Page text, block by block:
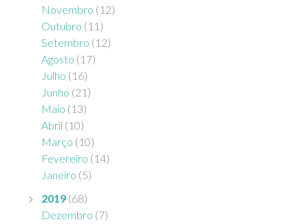
Novembro (12)
Outubro (11)
Setembro (12)
Agosto (17)
Julho (16)
Junho (21)
Maio (13)
Abril (10)
Março (10)
Fevereiro (14)
Janeiro (5)
2019 (68)
Dezembro (7)